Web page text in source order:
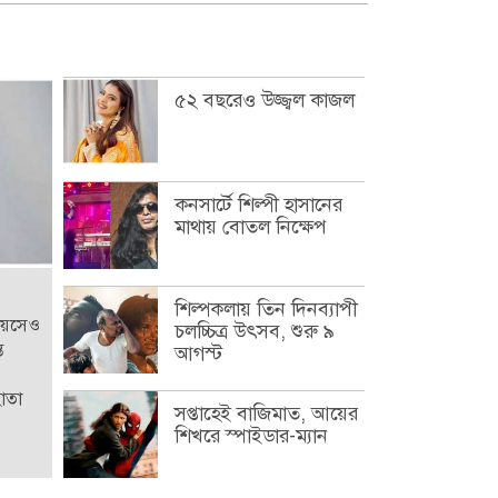
৫২ বছরেও উজ্জ্বল কাজল
কনসার্টে শিল্পী হাসানের
মাথায় বোতল নিক্ষেপ
শিল্পকলায় তিন দিনব্যাপী
চলচ্চিত্র উৎসব, শুরু ৯
আগস্ট
সপ্তাহেই বাজিমাত, আয়ের
শিখরে স্পাইডার-ম্যান